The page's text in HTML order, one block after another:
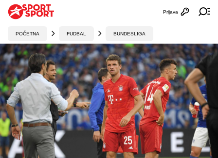
Otvori
Prijava
POČETNA FUDBAL BUNDESLIGA